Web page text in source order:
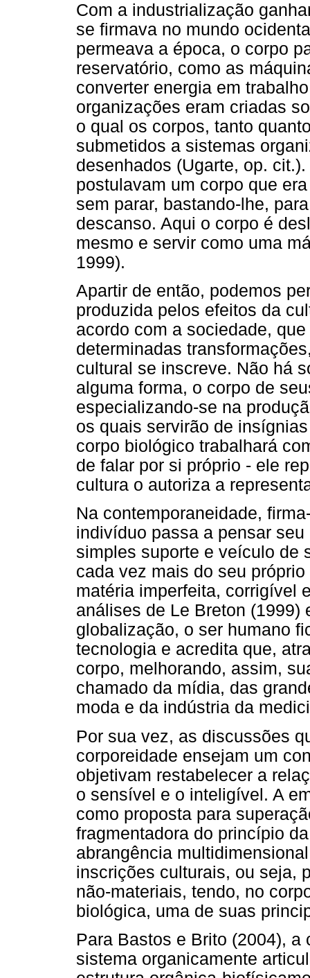
Com a industrialização
se firmava no mundo
permeava a época, o corpo
reservatório, como as
converter energia em
organizações eram criadas
o qual os corpos, tanto
submetidos a sistemas
desenhados (Ugarte, op.
postulavam um corpo que
sem parar, bastando-lhe,
descanso. Aqui o corpo é
mesmo e servir como uma
1999).
Apartir de então, podemos
produzida pelos efeitos da
acordo com a sociedade,
determinadas
cultural se inscreve. Não há
alguma forma, o corpo de
especializando-se na
os quais servirão de
corpo biológico trabalhará
de falar por si próprio - ele
cultura o autoriza a
Na contemporaneidade,
indivíduo passa a pensar
simples suporte e veículo de
cada vez mais do seu
matéria imperfeita, corrigível
análises de Le Breton (1999)
globalização, o ser humano
tecnologia e acredita que,
corpo, melhorando, assim,
chamado da mídia, das
moda e da indústria da
Por sua vez, as discussões
corporeidade ensejam um
objetivam restabelecer a
o sensível e o inteligível. A
como proposta para
fragmentadora do princípio
abrangência
inscrições culturais, ou seja,
não-materiais, tendo, no
biológica, uma de suas
Para Bastos e Brito (2004),
sistema organicamente